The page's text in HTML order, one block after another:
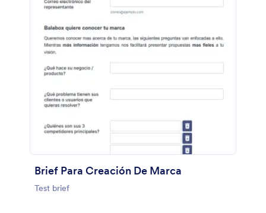
Brief Para Creación De Marca
Test brief